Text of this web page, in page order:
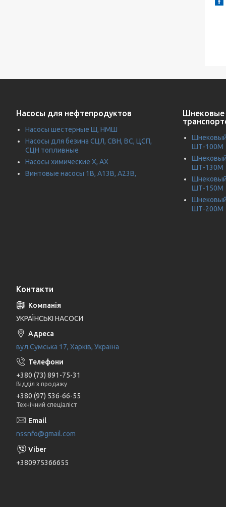
Насосы для нефтепродуктов
Насосы шестерные Ш, НМШ
Насосы для безина СЦЛ, СВН, ВС, ЦСП,
СЦН топливные
Насосы химические Х, АХ
Винтовые насосы 1В, А13В, А23В,
Шнековые
Шнековый
ШТ-100М
Шнековый
ШТ-130М
Шнековый
ШТ-150М
Шнековый
ШТ-200М
Контакти
УКРАЇНСЬКІ НАСОСИ
вул.Сумська 17, Харків, Україна
+380 (73) 891-75-31
Відділ з продажу
+380 (97) 536-66-55
Технічний спеціаліст
nssnfo@gmail.com
+380975366655